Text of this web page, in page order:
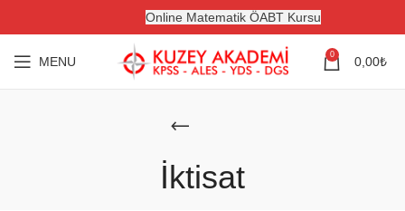
Online Matematik ÖABT Kursu
MENU 0 0,00₺
İktisat